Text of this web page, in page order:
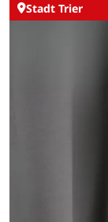
Stadt Trier